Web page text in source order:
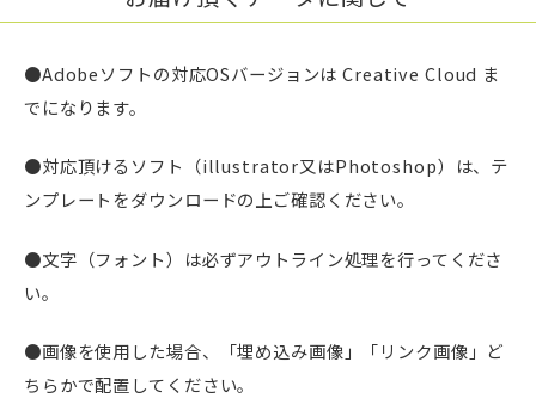
●Adobeソフトの対応OSバージョンは Creative Cloud ま
でになります。
●対応頂けるソフト（illustrator又はPhotoshop）は、テ
ンプレートをダウンロードの上ご確認ください。
●文字（フォント）は必ずアウトライン処理を行ってくださ
い。
●画像を使用した場合、「埋め込み画像」「リンク画像」ど
ちらかで配置してください。